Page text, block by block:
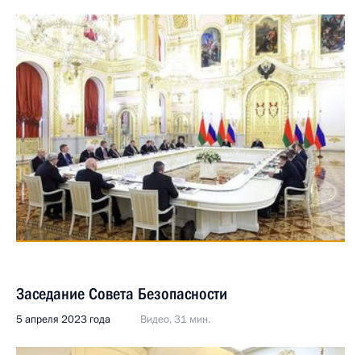
Заседание Совета Безопасности
5 апреля 2023 года Видео, 31 мин.